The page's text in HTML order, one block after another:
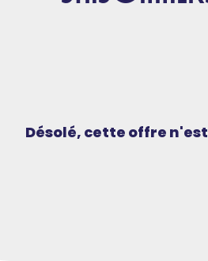
Désolé, cette offre